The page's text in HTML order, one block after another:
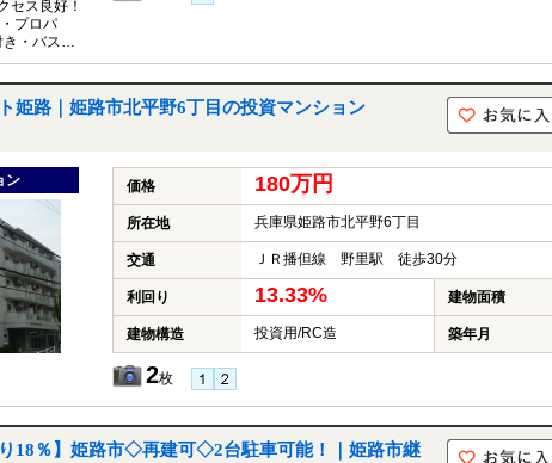
セス良好！
プロパ
・バスト
再建
&amp；
；&amp；
&amp；
姫路｜姫路市北平野6丁目の投資マンション
ン 価格 180万円
所在地 兵庫県姫路市北平野6丁目
交通 ＪＲ播但線 野里駅 徒歩30分
利回り 13.33% 建物面積
建物構造 投資用/RC造 築年月
2枚
り18％】姫路市◇再建可◇2台駐車可能！｜姫路市継